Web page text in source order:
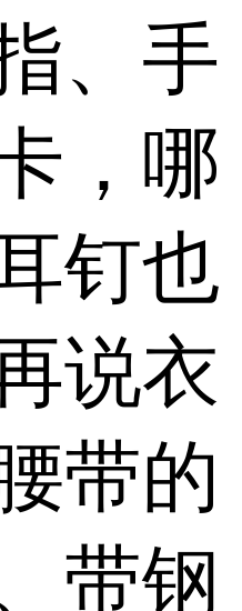
、手
，哪
钉也
说衣
带的
带钢